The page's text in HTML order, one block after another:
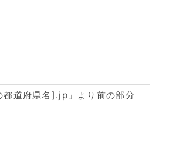
道府県名].jp」より前の部分